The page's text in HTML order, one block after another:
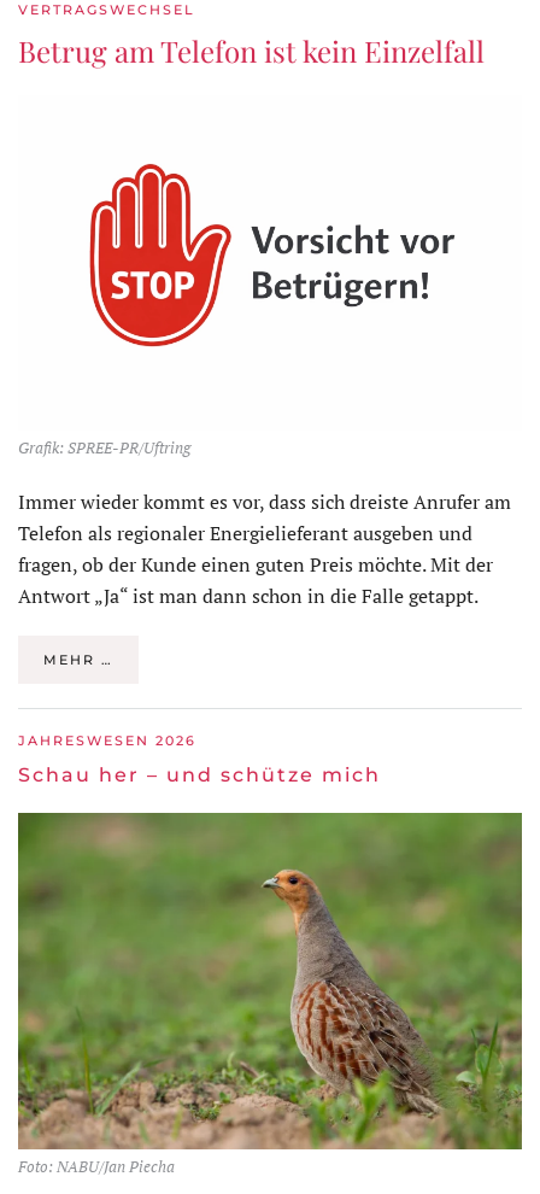
VERTRAGSWECHSEL
Betrug am Telefon ist kein Einzelfall
Grafik: SPREE-PR/Uftring
Immer wieder kommt es vor, dass sich dreiste Anrufer am
Telefon als regionaler Energielieferant ausgeben und
fragen, ob der Kunde einen guten Preis möchte. Mit der
Antwort „Ja“ ist man dann schon in die Falle getappt.
MEHR …
JAHRESWESEN 2026
Schau her – und schütze mich
Foto: NABU/Jan Piecha